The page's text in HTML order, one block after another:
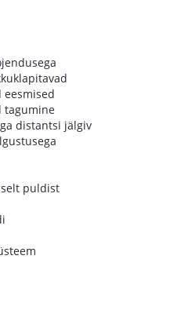
tagumine
distantsi jälgiv
puldist